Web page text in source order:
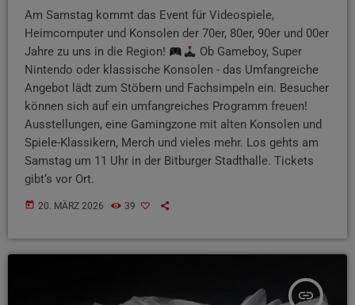
Am Samstag kommt das Event für Videospiele,
Heimcomputer und Konsolen der 70er, 80er, 90er und 00er
Jahre zu uns in die Region!
Ob Gameboy, Super
Nintendo oder klassische Konsolen - das Umfangreiche
Angebot lädt zum Stöbern und Fachsimpeln ein. Besucher
können sich auf ein umfangreiches Programm freuen!
Ausstellungen, eine Gamingzone mit alten Konsolen und
Spiele-Klassikern, Merch und vieles mehr. Los gehts am
Samstag um 11 Uhr in der Bitburger Stadthalle. Tickets
gibt‘s vor Ort.
today 20. MÄRZ 2026 39
insert_link